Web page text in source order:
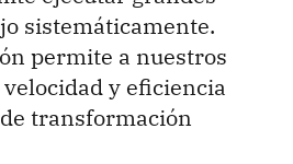
sistemáticamente.
permite a nuestros
y eficiencia
transformación